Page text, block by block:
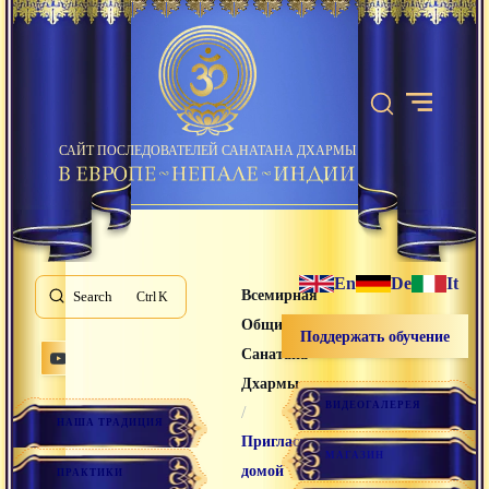
САЙТ ПОСЛЕДОВАТЕЛЕЙ САНАТАНА ДХАРМЫ
Search K
НАША ТРАДИЦИЯ
ПРАКТИКИ
Всемирная
Община
Санатана
Дхармы
/
Пригласить
домой
En De It
Поддержать обучение
ВИДЕОГАЛЕРЕЯ
МАГАЗИН